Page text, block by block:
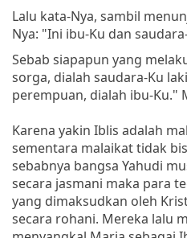
Lalu kata-Nya, sambil
Nya: "Ini ibu-Ku dan
Sebab siapapun yang
sorga, dialah saudara-Ku
perempuan, dialah ibu-Ku."
Karena yakin Iblis adalah
sementara malaikat tidak
sebabnya bangsa Yahudi
secara jasmani maka para
yang dimaksudkan oleh
secara rohani. Mereka lalu